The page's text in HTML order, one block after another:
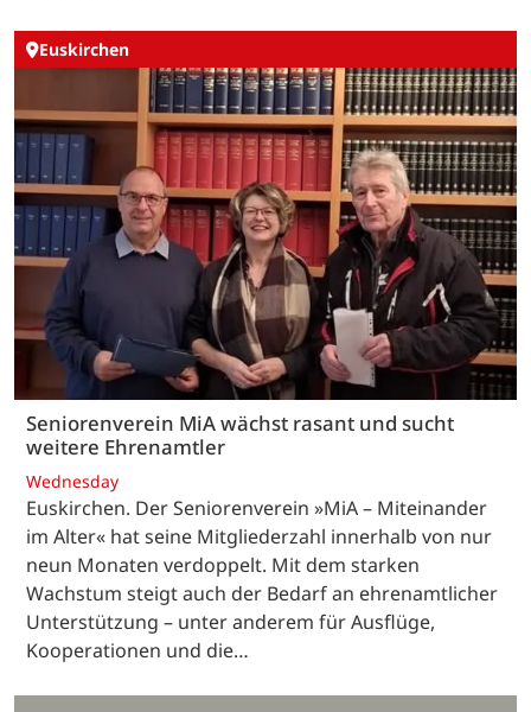
Euskirchen
Seniorenverein MiA wächst rasant und sucht
weitere Ehrenamtler
Wednesday
Euskirchen. Der Seniorenverein »MiA – Miteinander
im Alter« hat seine Mitgliederzahl innerhalb von nur
neun Monaten verdoppelt. Mit dem starken
Wachstum steigt auch der Bedarf an ehrenamtlicher
Unterstützung – unter anderem für Ausflüge,
Kooperationen und die…